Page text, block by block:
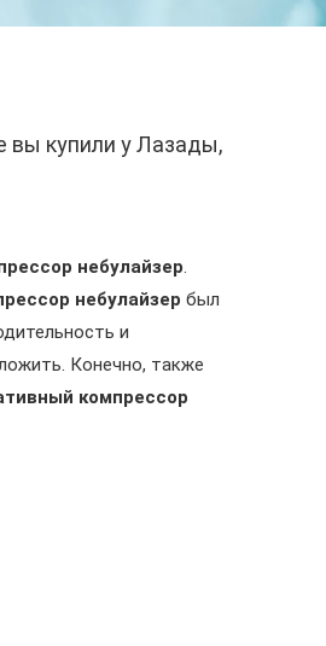
вы купили у Лазады,
небулайзер.
небулайзер был
и
Конечно, также
компрессор